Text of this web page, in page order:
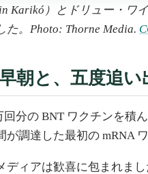
Karikó）とドリュー・ワ
。Photo: Thorne Media.
朝と、五度追
分の BNT ワクチンを積
が調達した最初の mRNA
ディアは歓喜に包まれま